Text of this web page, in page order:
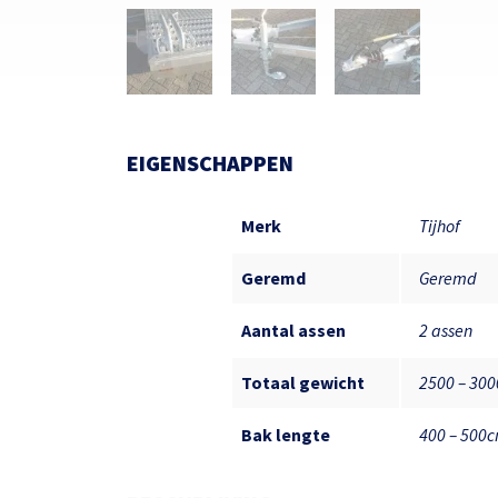
EIGENSCHAPPEN
Merk Tijhof
Geremd Geremd
Aantal assen 2 assen
Totaal gewicht 2500 –
Bak lengte 400 –